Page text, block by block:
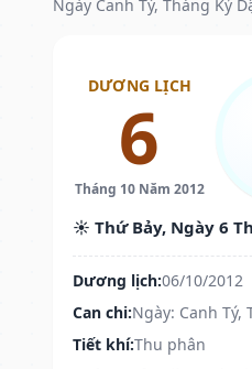
Ngày Canh Tý, Tháng Kỷ
DƯƠNG LỊCH
6
Tháng 10 Năm 2012
☀️ Thứ Bảy, Ngày 6
Dương lịch:06/10/2012
Can chi:Ngày: Canh Tý,
Tiết khí:Thu phân